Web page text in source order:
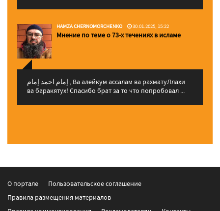
HAMZA CHERNOMORCHENKO 30.01.2025, 15:22
Мнение по теме о 73-х течениях в исламе
إمام احمد إمام , Ва алейкум ассалам ва рахматуЛлахи
ва баракятух! Спасибо брат за то что попробовал ...
О портале
Пользовательское соглашение
Правила размещения материалов